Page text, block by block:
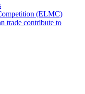
(ELMC)
trade contribute to